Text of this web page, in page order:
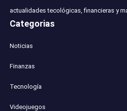
actualidades tecológicas, financieras y
Categorias
Noticias
Finanzas
Tecnología
Videojuegos